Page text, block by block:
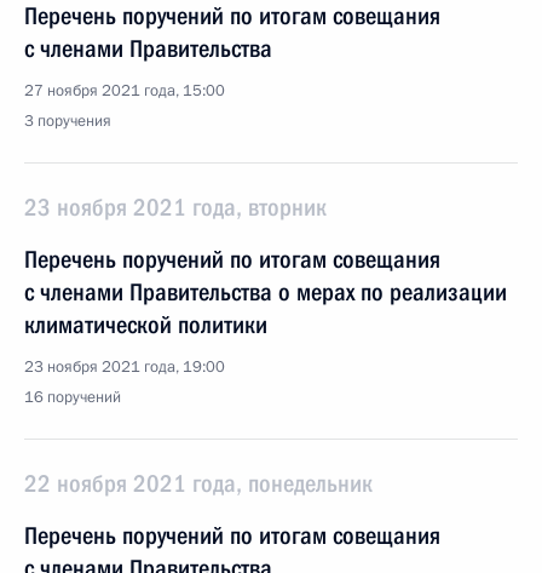
Перечень поручений по итогам совещания
с членами Правительства
27 ноября 2021 года, 15:00
3 поручения
23 ноября 2021 года, вторник
Перечень поручений по итогам совещания
с членами Правительства о мерах по реализации
климатической политики
23 ноября 2021 года, 19:00
16 поручений
22 ноября 2021 года, понедельник
Перечень поручений по итогам совещания